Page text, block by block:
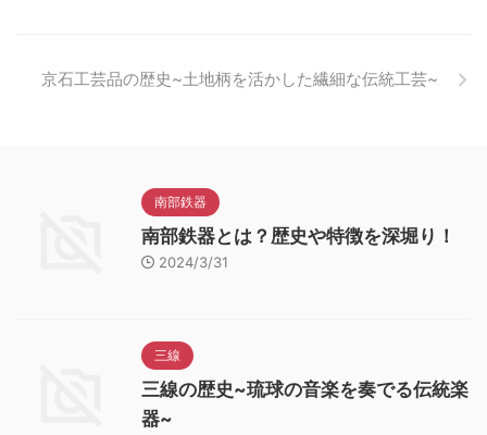
京石工芸品の歴史~土地柄を活かした繊細な伝統工芸~
南部鉄器
南部鉄器とは？歴史や特徴を深堀り！
2024/3/31
三線
三線の歴史~琉球の音楽を奏でる伝統楽
器~